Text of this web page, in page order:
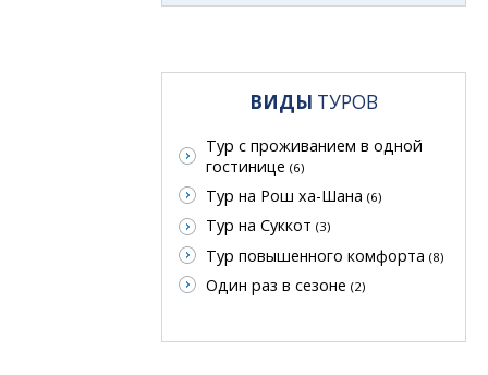
ВИДЫ ТУРОВ
Тур с проживанием в одной
гостинице (6)
Тур на Рош ха-Шана (6)
Тур на Суккот (3)
Тур повышенного комфорта (8)
Один раз в сезоне (2)